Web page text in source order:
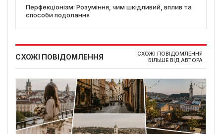
Перфекціонізм: Розуміння, чим шкідливий, вплив та
способи подолання
СХОЖІ ПОВІДОМЛЕННЯ
СХОЖІ ПОВІДОМЛЕННЯ
БІЛЬШЕ ВІД АВТОРА